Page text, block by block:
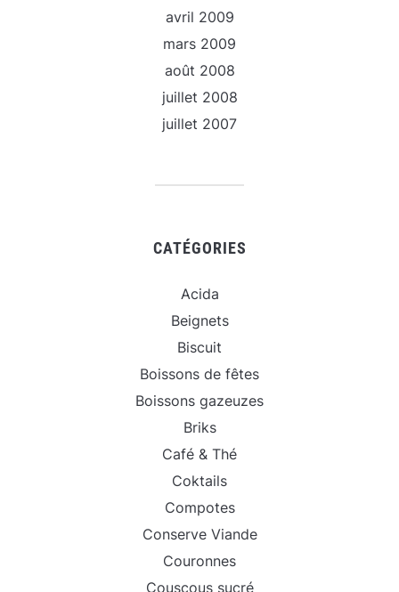
avril 2009
mars 2009
août 2008
juillet 2008
juillet 2007
CATÉGORIES
Acida
Beignets
Biscuit
Boissons de fêtes
Boissons gazeuzes
Briks
Café & Thé
Coktails
Compotes
Conserve Viande
Couronnes
Couscous sucré